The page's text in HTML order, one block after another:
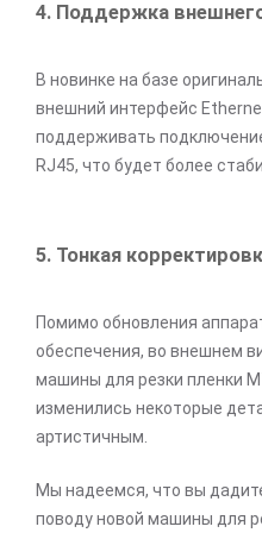
4. Поддержка
В новинке на базе
внешний интерфейс
поддерживать
RJ45, что будет более
5. Тонкая
Помимо обновления
обеспечения, во внешнем
машины для резки пленки
изменились некоторые
артистичным.
Мы надеемся, что вы
поводу новой машины для